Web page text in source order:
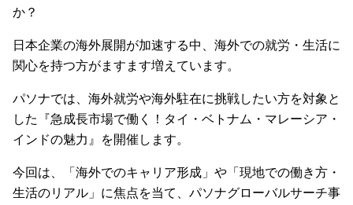
か？
日本企業の海外展開が加速する中、海外での就労・生活に
関心を持つ方がますます増えています。
パソナでは、海外就労や海外駐在に挑戦したい方を対象と
した『急成長市場で働く！タイ・ベトナム・マレーシア・
インドの魅力』を開催します。
今回は、「海外でのキャリア形成」や「現地での働き方・
生活のリアル」に焦点を当て、パソナグローバルサーチ事